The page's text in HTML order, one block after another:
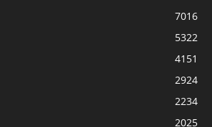
7016
5322
4151
2924
2234
2025